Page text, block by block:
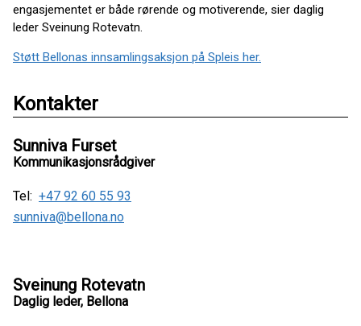
engasjementet er både rørende og motiverende, sier daglig
leder Sveinung Rotevatn.
Støtt Bellonas innsamlingsaksjon på Spleis her.
Kontakter
Sunniva Furset
Kommunikasjonsrådgiver
Tel: +47 92 60 55 93
sunniva@bellona.no
Sveinung Rotevatn
Daglig leder, Bellona